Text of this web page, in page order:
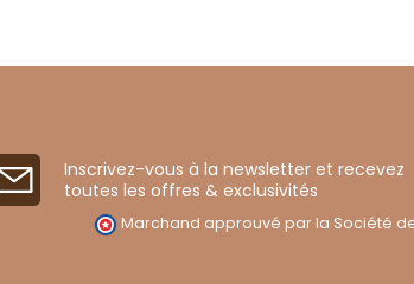
Inscrivez-vous à la newsletter et recevez
toutes les offres & exclusivités
Marchand approuvé par la Société